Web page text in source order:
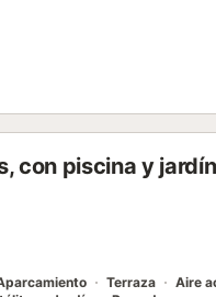
con piscina y jardín
Terraza Aire